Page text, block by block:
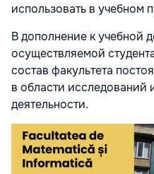
использовать в учебном
В дополнение к учебной
осуществляемой
состав факультета
в области
деятельности.